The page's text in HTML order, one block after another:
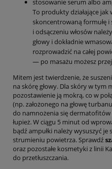
stosowanie serum albo
To produkty działające jak
skoncentrowaną formułę i
i odsączeniu włosów
głowy i dokładnie
rozprowadzić na całej
— po masażu możesz
Mitem jest twierdzenie, że
na skórę głowy. Dla skóry w tym
pozostawienie ją mokrą, co w
(np. założonego na głowę
do namnożenia się
łupież. W ciągu 5 minut od
bądź ampułki należy wysuszyć
strumieniu powietrza. Sprawdź
oraz pozostałe kosmetyki z linii
do przetłuszczania.